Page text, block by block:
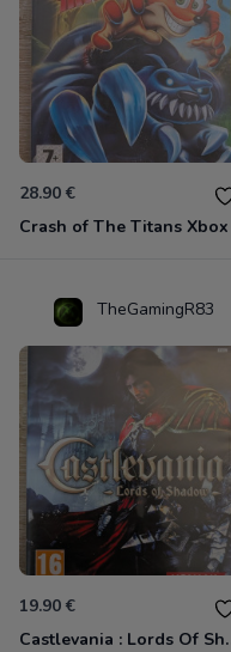
28.90 €
TheGamingR83
19.90 €